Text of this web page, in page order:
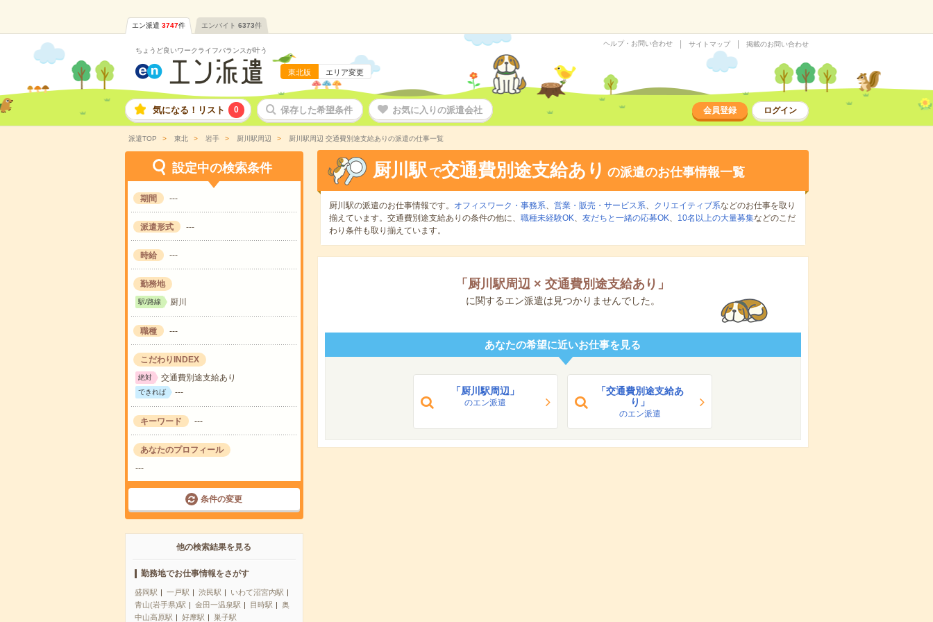
エン派遣 3747件 エンバイト 6373件
ちょうど良いワークライフバランスが叶う
東北版 エリア変更
ヘルプ・お問い合わせ サイトマップ 掲載のお問い合わせ
気になる！リスト 0 保存した希望条件 お気に入りの派遣会社 会員登録 ログイン
派遣TOP 東北 岩手 厨川駅周辺 厨川駅周辺 交通費別途支給ありの派遣の仕事一覧
設定中の検索条件
期間 ---
派遣形式 ---
時給 ---
勤務地
駅/路線 厨川
職種 ---
こだわりINDEX
絶対 交通費別途支給あり
できれば ---
キーワード ---
あなたのプロフィール
---
条件の変更
他の検索結果を見る
勤務地でお仕事情報をさがす
盛岡駅 一戸駅 渋民駅
いわて沼宮内駅
青山(岩手県)駅
金田一温泉駅 目時駅
奥
中山高原駅
好摩駅 巣子駅
厨川駅 で交通費別途支給あり の派遣のお仕事情報一覧
厨川駅の派遣のお仕事情報です。 オフィスワーク・事務系、 営業・販売・サービス系、 クリエイティブ系などのお仕事を取り
揃えています。交通費別途支給ありの条件の他に、 職種未経験OK、 友だちと一緒の応募OK、 10名以上の大量募集などのこだ
わり条件も取り揃えています。
「 厨川駅周辺 × 交通費別途支給あり 」
に関するエン派遣は見つかりませんでした。
あなたの希望に近いお仕事を見る
「厨川駅周辺」
のエン派遣
「交通費別途支給あ
り」
のエン派遣